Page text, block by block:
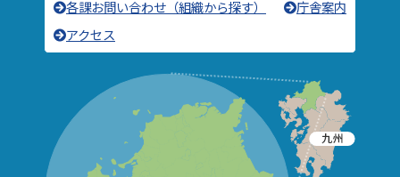
各課お問い合わせ（組織から探す）
庁舎案内
アクセス